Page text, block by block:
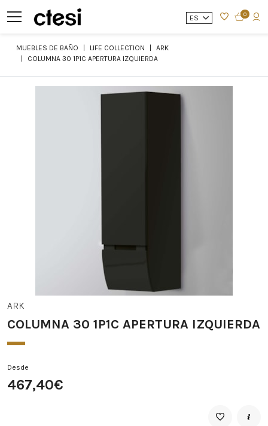
ES 0
MUEBLES DE BAÑO LIFE COLLECTION
ARK
COLUMNA 30 1P1C APERTURA IZQUIERDA
ARK
COLUMNA 30 1P1C APERTURA IZQUIERDA
Desde
467,40€